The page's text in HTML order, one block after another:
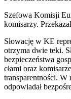
Szefowa Komisji
komisarzy.
Słowację w KE
otrzyma dwie teki.
bezpieczeństwa
cłami oraz
transparentności. W
odpowiadał